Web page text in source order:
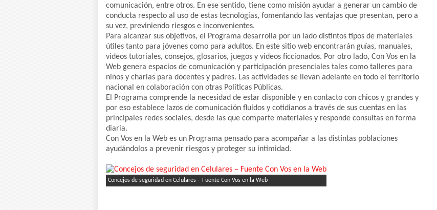
comunicación, entre otros. En ese sentido, tiene como misión ayudar a generar un cambio de
conducta respecto al uso de estas tecnologías, fomentando las ventajas que presentan, pero a
su vez, previniendo riesgos e inconvenientes.
Para alcanzar sus objetivos, el Programa desarrolla por un lado distintos tipos de materiales
útiles tanto para jóvenes como para adultos. En este sitio web encontrarán guías, manuales,
videos tutoriales, consejos, glosarios, juegos y videos ficcionados. Por otro lado, Con Vos en la
Web genera espacios de comunicación y participación presenciales tales como talleres para
niños y charlas para docentes y padres. Las actividades se llevan adelante en todo el territorio
nacional en colaboración con otras Políticas Públicas.
El Programa comprende la necesidad de estar disponible y en contacto con chicos y grandes y
por eso establece lazos de comunicación fluídos y cotidianos a través de sus cuentas en las
principales redes sociales, desde las que comparte materiales y responde consultas en forma
diaria.
Con Vos en la Web es un Programa pensado para acompañar a las distintas poblaciones
ayudándolos a prevenir riesgos y proteger su intimidad.
Concejos de seguridad en Celulares – Fuente Con Vos en la Web